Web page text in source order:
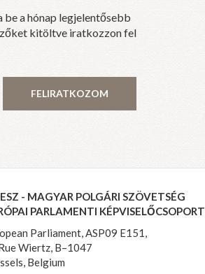
a hónap legjelentősebb
kitöltve iratkozzon fel
FELIRATKOZOM
- MAGYAR POLGÁRI SZÖVETSÉG
PARLAMENTI KÉPVISELŐCSOPORT
Parliament, ASP09 E151,
Wiertz, B–1047
Belgium